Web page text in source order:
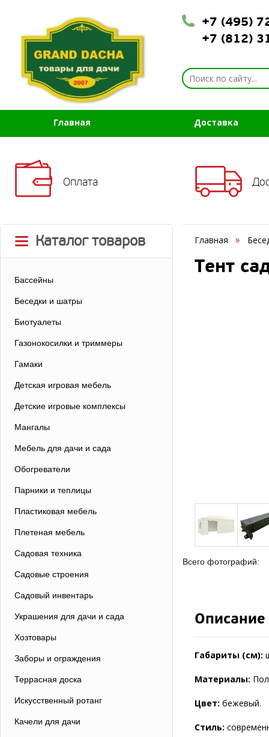
+7 (495)
+7 (812)
Главная Доставка
Оплата
Каталог товаров
Бассейны
Беседки и шатры
Биотуалеты
Газонокосилки и триммеры
Гамаки
Детская игровая мебель
Детские игровые комплексы
Мангалы
Мебель для дачи и сада
Обогреватели
Парники и теплицы
Пластиковая мебель
Плетеная мебель
Садовая техника
Садовые строения
Садовый инвентарь
Украшения для дачи и сада
Хозтовары
Заборы и ограждения
Террасная доска
Искусственный ротанг
Качели для дачи
Главная
Тент
Всего фотографий:
Описание
Габариты (см):
Материалы:
Цвет: бежевый.
Стиль: